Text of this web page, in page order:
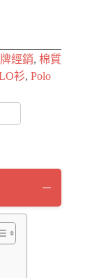
經銷, 棉質
衫, Polo